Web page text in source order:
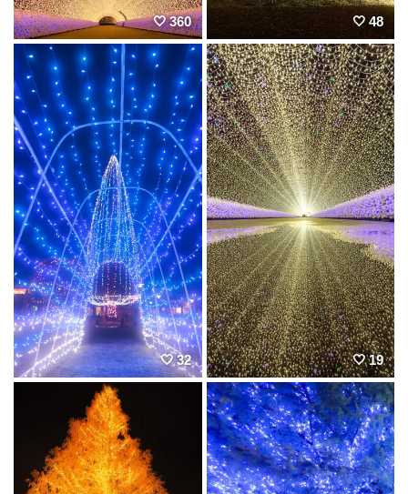
360 48
32 19